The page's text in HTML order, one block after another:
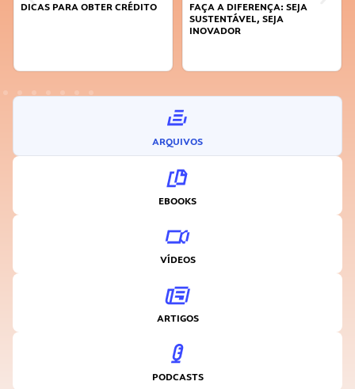
FAÇA A DIFERENÇA: SEJA
APRENDA A GERENCIAR O SEU
TEMPO
ARQUIVOS
EBOOKS
VÍDEOS
ARTIGOS
PODCASTS